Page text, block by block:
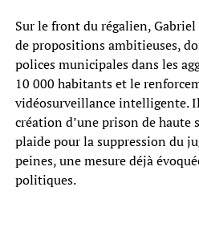
Sur le front du régalien,
de propositions ambitieuses,
polices municipales dans les
10 000 habitants et le
vidéosurveillance intelligente.
création d’une prison de haute
plaide pour la suppression du
peines, une mesure déjà
politiques.